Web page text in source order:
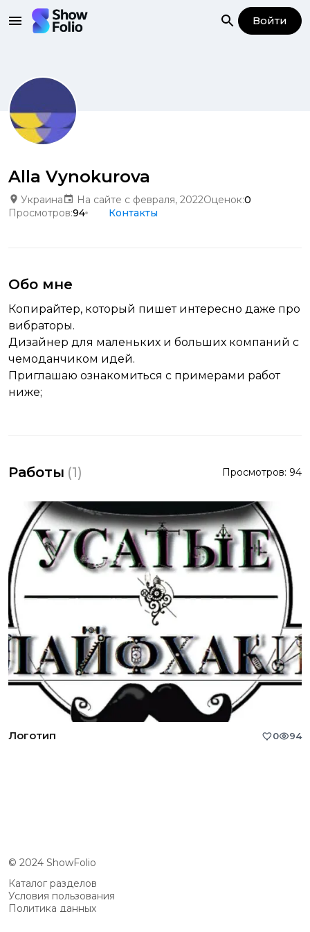
Войти
Alla Vynokurova
Украина На сайте с февраля, 2022Оценок:0
Просмотров:94 Контакты
Обо мне
Копирайтер, который пишет интересно даже про
вибраторы.
Дизайнер для маленьких и больших компаний с
чемоданчиком идей.
Приглашаю ознакомиться с примерами работ
ниже;
Работы (1) Просмотров: 94
Логотип 0 94
© 2024 ShowFolio
Каталог разделов
Условия пользования
Политика данных